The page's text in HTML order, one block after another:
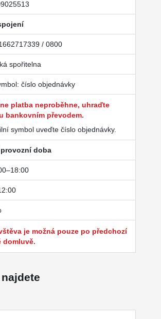
/ 0800
spořitelna
číslo objednávky
platba neproběhne, uhraďte
bankovním převodem.
symbol uveďte číslo objednávky.
doba
je možná pouze po předchozí
domluvě.